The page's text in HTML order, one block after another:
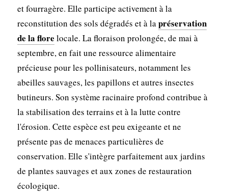
et fourragère. Elle participe activement à la
reconstitution des sols dégradés et à lapréservation
de la flore locale. La floraison prolongée, de mai à
septembre, en fait une ressource alimentaire
précieuse pour les pollinisateurs, notamment les
abeilles sauvages, les papillons et autres insectes
butineurs. Son système racinaire profond contribue à
la stabilisation des terrains et à la lutte contre
l'érosion. Cette espèce est peu exigeante et ne
présente pas de menaces particulières de
conservation. Elle s'intègre parfaitement aux jardins
de plantes sauvages et aux zones de restauration
écologique.